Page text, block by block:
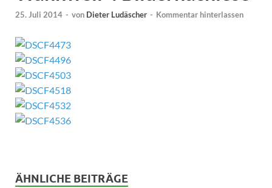
25. Juli 2014 - von Dieter Ludäscher - Kommentar hinterlassen
ÄHNLICHE BEITRÄGE